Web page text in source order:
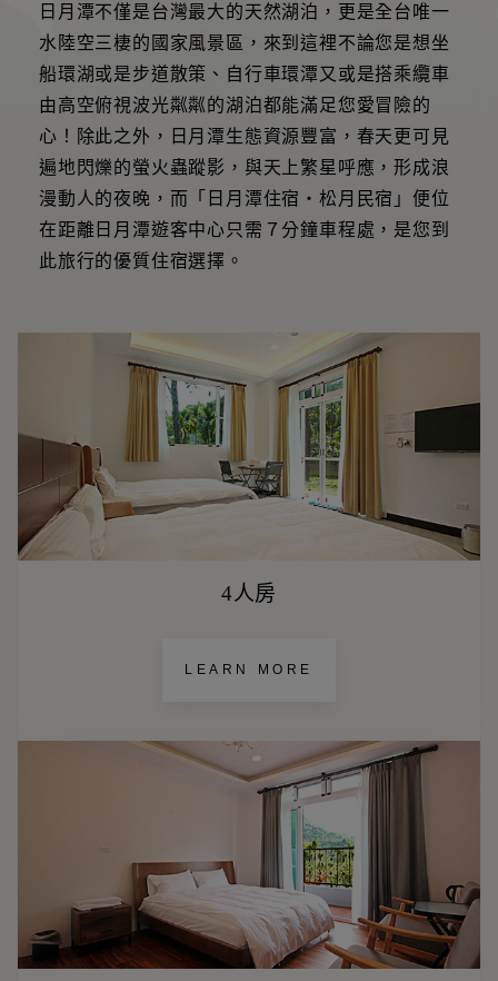
日月潭不僅是台灣最大的天然湖泊，更是全台唯一
水陸空三棲的國家風景區，來到這裡不論您是想坐
船環湖或是步道散策、自行車環潭又或是搭乘纜車
由高空俯視波光粼粼的湖泊都能滿足您愛冒險的
心！除此之外，日月潭生態資源豐富，春天更可見
遍地閃爍的螢火蟲蹤影，與天上繁星呼應，形成浪
漫動人的夜晚，而「日月潭住宿‧松月民宿」便位
在距離日月潭遊客中心只需７分鐘車程處，是您到
此旅行的優質住宿選擇。
4人房
LEARN MORE